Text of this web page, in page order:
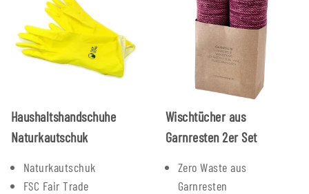
Haushaltshandschuhe
Naturkautschuk
Naturkautschuk
FSC Fair Trade
Wischtücher aus
Garnresten 2er Set
Zero Waste aus
Garnresten